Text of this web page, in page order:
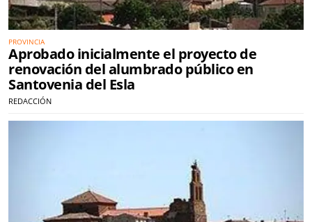
PROVINCIA
Aprobado inicialmente el proyecto de
renovación del alumbrado público en
Santovenia del Esla
REDACCIÓN